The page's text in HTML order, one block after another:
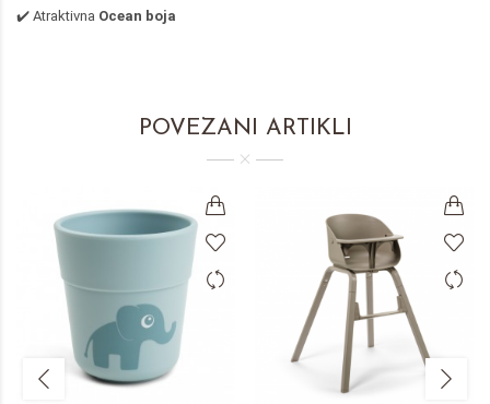
✔️ Atraktivna Ocean boja
POVEZANI ARTIKLI